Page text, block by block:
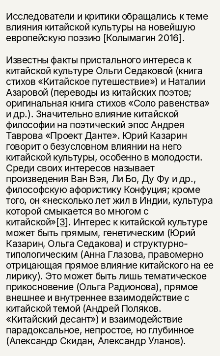
Исследователи и критики обращались к теме
влияния китайской культуры на новейшую
европейскую поэзию [Колымагин 2016].
Известны факты пристального интереса к
китайской культуре Ольги Седаковой (книга
стихов «Китайское путешествие») и Наталии
Азаровой (переводы из китайских поэтов;
оригинальная книга стихов «Соло равенства»
и др.). Значительно влияние китайской
философии на поэтический эпос Андрея
Таврова «Проект Данте». Юрий Казарин
говорит о безусловном влиянии на него
китайской культуры, особенно в молодости.
Среди своих интересов называет
произведения Ван Вэя, Ли Бо, Ду Фу и др.,
философскую афористику Конфуция; кроме
того, он «несколько лет жил в Индии, культура
которой смыкается во многом с
китайской»[3]. Интерес к китайской культуре
может быть прямым, генетическим (Юрий
Казарин, Ольга Седакова) и структурно-
типологическим (Анна Глазова, правомерно
отрицающая прямое влияние китайского на ее
лирику). Это может быть лишь тематическое
прикосновение (Ольга Радионова), прямое
внешнее и внутреннее взаимодействие с
китайской темой (Андрей Поляков.
«Китайский десант») и взаимодействие
парадоксальное, непростое, но глубинное
(Александр Скидан, Александр Уланов).